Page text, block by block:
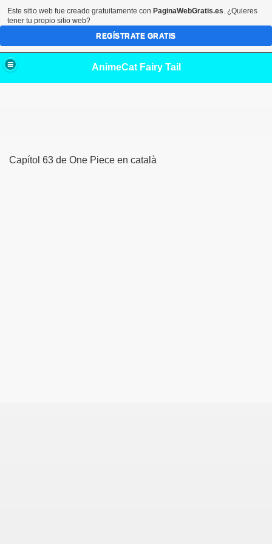
AnimeCat Fairy Tail
Capítol 63 de One Piece en català
Este sitio web fue creado gratuitamente con PaginaWebGratis.es. ¿Quieres
tener tu propio sitio web?
REGÍSTRATE GRATIS